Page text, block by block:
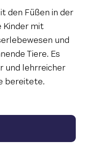
den Füßen in der
Kinder mit
und
Tiere. Es
und lehrreicher
bereitete.